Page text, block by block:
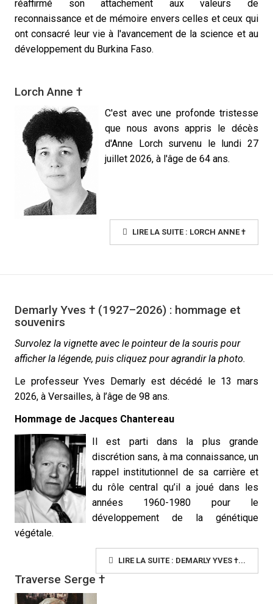
réaffirmé son attachement aux valeurs de
reconnaissance et de mémoire envers celles et ceux qui
ont consacré leur vie à l'avancement de la science et au
développement du Burkina Faso.
Lorch Anne †
C'est avec une profonde tristesse
que nous avons appris le décès
d'Anne Lorch survenu le lundi 27
juillet 2026, à l'âge de 64 ans.
LIRE LA SUITE : LORCH ANNE †
Demarly Yves † (1927–2026) : hommage et
souvenirs
Survolez la vignette avec le pointeur de la souris pour
afficher la légende, puis cliquez pour agrandir la photo.
Le professeur Yves Demarly est décédé le 13 mars
2026, à Versailles, à l’âge de 98 ans.
Hommage de Jacques Chantereau
Il est parti dans la plus grande
discrétion sans, à ma connaissance, un
rappel institutionnel de sa carrière et
du rôle central qu’il a joué dans les
années 1960-1980 pour le
développement de la génétique
végétale.
LIRE LA SUITE : DEMARLY YVES †...
Traverse Serge †